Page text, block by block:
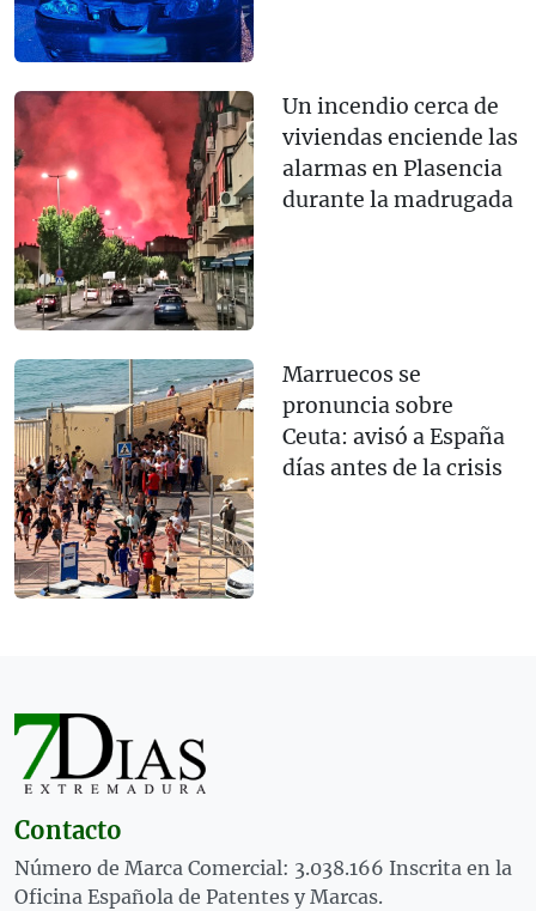
Un incendio cerca de
viviendas enciende las
alarmas en Plasencia
durante la madrugada
Marruecos se
pronuncia sobre
Ceuta: avisó a España
días antes de la crisis
Contacto
Número de Marca Comercial: 3.038.166 Inscrita en la
Oficina Española de Patentes y Marcas.